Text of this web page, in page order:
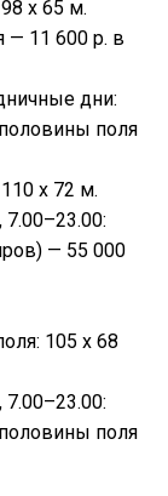
х 65 м.
— 11 600 р. в
дни:
поля
х 72 м.
— 55 000
105 х 68
поля